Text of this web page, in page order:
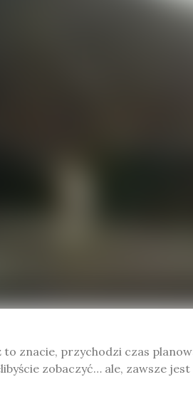
to znacie, przychodzi czas
zobaczyć… ale, zawsze